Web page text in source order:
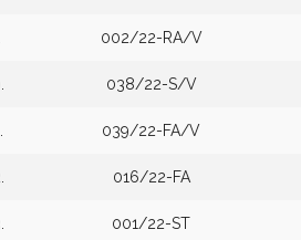
002/22-RA/V
038/22-S/V
039/22-FA/V
016/22-FA
001/22-ST